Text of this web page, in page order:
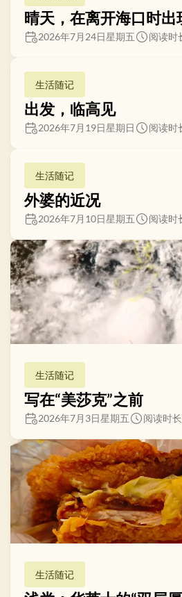
晴天，在离开海口时出
2026年7月24日星期五 阅读时
生活随记
出发，临高见
2026年7月19日星期日 阅读时
生活随记
外婆的近况
2026年7月10日星期五 阅读时
生活随记
写在“美莎克”之前
2026年7月3日星期五 阅读时
生活随记